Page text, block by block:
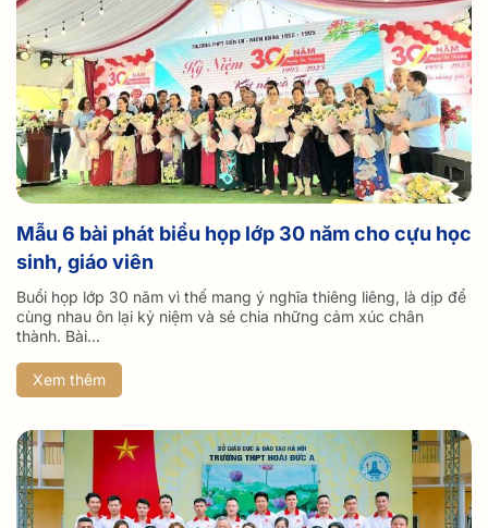
Mẫu 6 bài phát biểu họp lớp 30 năm cho cựu học
sinh, giáo viên
Buổi họp lớp 30 năm vì thế mang ý nghĩa thiêng liêng, là dịp để
cùng nhau ôn lại kỷ niệm và sẻ chia những cảm xúc chân
thành. Bài...
Xem thêm